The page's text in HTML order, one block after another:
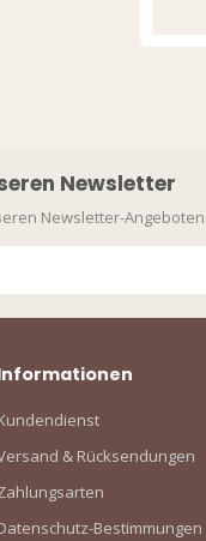
Newsletter
Newsletter-Angeboten
& Rücksendungen
Bestimmungen